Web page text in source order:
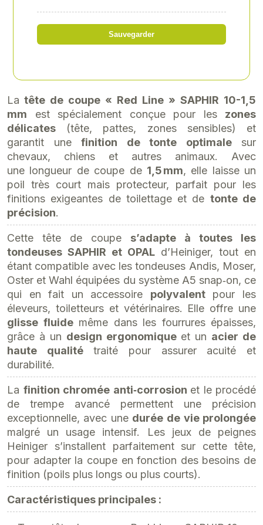
54,98 €HT 42,90 € HT
La tête de coupe « Red Line » SAPHIR 10-1,5
mm est spécialement conçue pour les zones
délicates (tête, pattes, zones sensibles) et
garantit une finition de tonte optimalesur
chevaux, chiens et autres animaux. Avec
une longueur de coupe de 1,5 mm, elle laisse un
poil très court mais protecteur, parfait pour les
finitions exigeantes de toilettage et de tonte de
précision.
Cette tête de coupe s’adapte à toutes les
tondeuses SAPHIR et OPAL d’Heiniger, tout en
étant compatible avec les tondeuses Andis, Moser,
Oster et Wahl équipées du système A5 snap‑on, ce
qui en fait un accessoire polyvalentpour les
éleveurs, toiletteurs et vétérinaires. Elle offre une
glisse fluidemême dans les fourrures épaisses,
grâce à un design ergonomiqueet un acier de
haute qualitétraité pour assurer acuité et
durabilité.
La finition chromée anti‑corrosion et le procédé
de trempe avancé permettent une précision
exceptionnelle, avec une durée de vie prolongée
malgré un usage intensif. Les jeux de peignes
Heiniger s’installent parfaitement sur cette tête,
pour adapter la coupe en fonction des besoins de
finition (poils plus longs ou plus courts).
Caractéristiques principales :
Sauvegarder